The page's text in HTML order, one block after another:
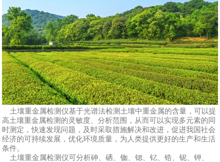
土壤重金属检测仪基于光谱法检测土壤中重金属的含量，可以提
高土壤重金属检测的灵敏度、分析范围，从而可以实现多元素的同
时测定，快速发现问题，及时采取措施解决和改进，促进我国社会
经济的可持续发展，优化环境质量，为人类提供更好的生产和生活
条件。
土壤重金属检测仪可分析砷、硒、铷、锶、钇、锆、铌、钾、